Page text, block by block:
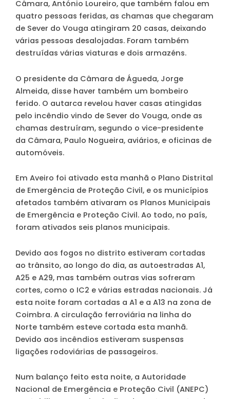
Câmara, António Loureiro, que também falou em
quatro pessoas feridas, as chamas que chegaram
de Sever do Vouga atingiram 20 casas, deixando
várias pessoas desalojadas. Foram também
destruídas várias viaturas e dois armazéns.
O presidente da Câmara de Águeda, Jorge
Almeida, disse haver também um bombeiro
ferido. O autarca revelou haver casas atingidas
pelo incêndio vindo de Sever do Vouga, onde as
chamas destruíram, segundo o vice-presidente
da Câmara, Paulo Nogueira, aviários, e oficinas de
automóveis.
Em Aveiro foi ativado esta manhã o Plano Distrital
de Emergência de Proteção Civil, e os municípios
afetados também ativaram os Planos Municipais
de Emergência e Proteção Civil. Ao todo, no país,
foram ativados seis planos municipais.
Devido aos fogos no distrito estiveram cortadas
ao trânsito, ao longo do dia, as autoestradas A1,
A25 e A29, mas também outras vias sofreram
cortes, como o IC2 e várias estradas nacionais. Já
esta noite foram cortadas a A1 e a A13 na zona de
Coimbra. A circulação ferroviária na linha do
Norte também esteve cortada esta manhã.
Devido aos incêndios estiveram suspensas
ligações rodoviárias de passageiros.
Num balanço feito esta noite, a Autoridade
Nacional de Emergência e Proteção Civil (ANEPC)